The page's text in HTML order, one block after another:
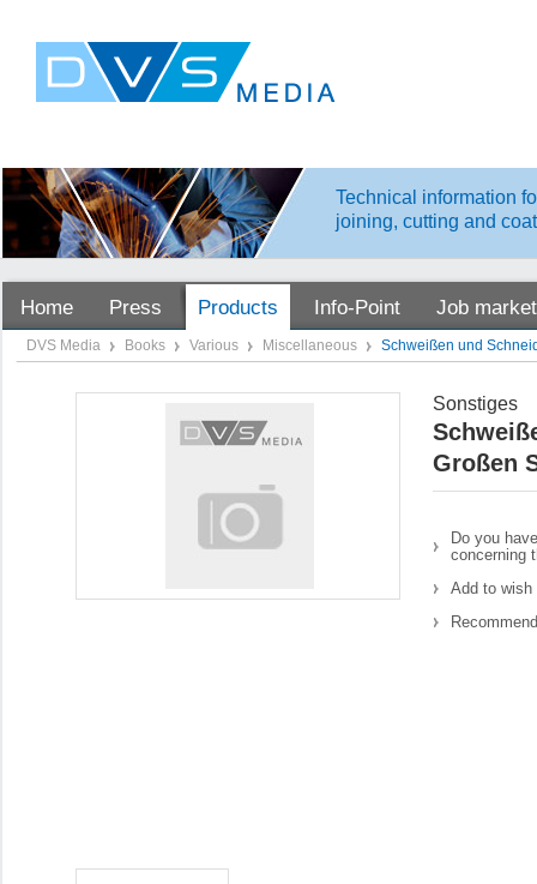
Technical information
joining, cutting and
Home Press Products Info-Point Job market
DVS Media Books Various Miscellaneous Schweißen und
Sonstiges
Großen
Do you
concerning
Add to wish